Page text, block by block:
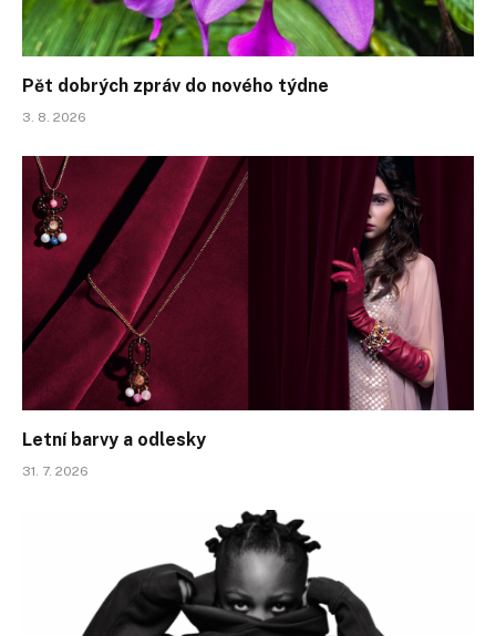
Pět dobrých zpráv do nového týdne
3. 8. 2026
Letní barvy a odlesky
31. 7. 2026